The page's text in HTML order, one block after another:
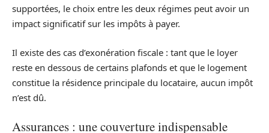
supportées, le choix entre les deux régimes peut avoir un
impact significatif sur les impôts à payer.
Il existe des cas d’exonération fiscale : tant que le loyer
reste en dessous de certains plafonds et que le logement
constitue la résidence principale du locataire, aucun impôt
n’est dû.
Assurances : une couverture indispensable